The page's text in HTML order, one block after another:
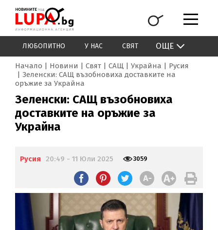
ЛЮБОПИТНО У НАС СВЯТ ОЩЕ
Начало Новини Свят САЩ Украйна
Русия
Зеленски: САЩ възобновиха доставките на
оръжие за Украйна
Зеленски: САЩ възобновиха
доставките на оръжие за
Украйна
Русия 20:49 - 11 Юли 2025 3059